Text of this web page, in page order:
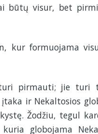
būtų visur, bet
kur formuojama
pirmauti; jie turi
ir Nekaltosios
Žodžiu, tegul
globojama